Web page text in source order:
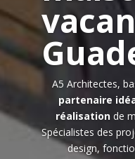
A5 Architectes,
partenaire
réalisation de
Spécialistes des
design,